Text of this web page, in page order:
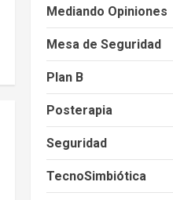
Mediando Opiniones
Mesa de Seguridad
Plan B
Posterapia
Seguridad
TecnoSimbiótica